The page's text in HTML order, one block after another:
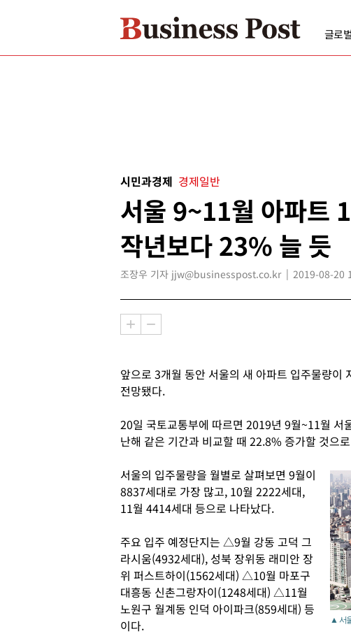
글로벌
시민과경제 경제일반
서울 9~11월 아파트
작년보다 23% 늘 듯
조장우 기자 jjw@businesspost.co.kr 2019-08-20
앞으로 3개월 동안 서울의 새 아파트 입주물량이
전망됐다.
20일 국토교통부에 따르면 2019년 9월~11월 서
난해 같은 기간과 비교할 때 22.8% 증가할 것으
▲ 서
서울의 입주물량을 월별로 살펴보면 9월이
8837세대로 가장 많고, 10월 2222세대,
11월 4414세대 등으로 나타났다.
주요 입주 예정단지는 △9월 강동 고덕 그
라시움(4932세대), 성북 장위동 래미안 장
위 퍼스트하이(1562세대) △10월 마포구
대흥동 신촌그랑자이(1248세대) △11월
노원구 월계동 인덕 아이파크(859세대) 등
이다.